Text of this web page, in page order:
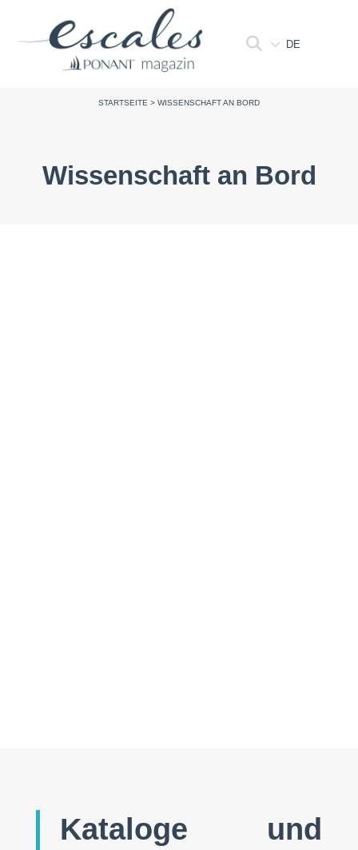
DE
STARTSEITE > WISSENSCHAFT AN BORD
Wissenschaft an Bord
Kataloge und